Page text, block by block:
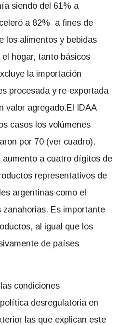
siendo del 61% a
a 82% a fines de
los alimentos y bebidas
hogar, tanto básicos
la importación
procesada y re-exportada
valor agregado.El IDAA
casos los volúmenes
por 70 (ver cuadro).
a cuatro dígitos de
representativos de
argentinas como el
Es importante
al igual que los
de países
condiciones
desregulatoria en
las que explican este